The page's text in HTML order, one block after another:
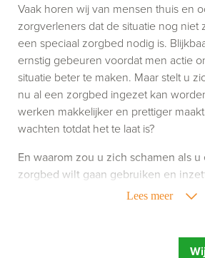
Vaak horen wij van mensen thuis en
zorgverleners dat de situatie nog niet
een speciaal zorgbed nodig is.
ernstig gebeuren voordat men actie
situatie beter te maken. Maar stelt u
nu al een zorgbed ingezet kan
werken makkelijker en prettiger
wachten totdat het te laat is?
Lees meer
En waarom zou u zich schamen als u
zorgbed wilt gaan gebruiken en
het gebruik van zorghulpmiddelen
zorgbed doet, maar richt u vooral